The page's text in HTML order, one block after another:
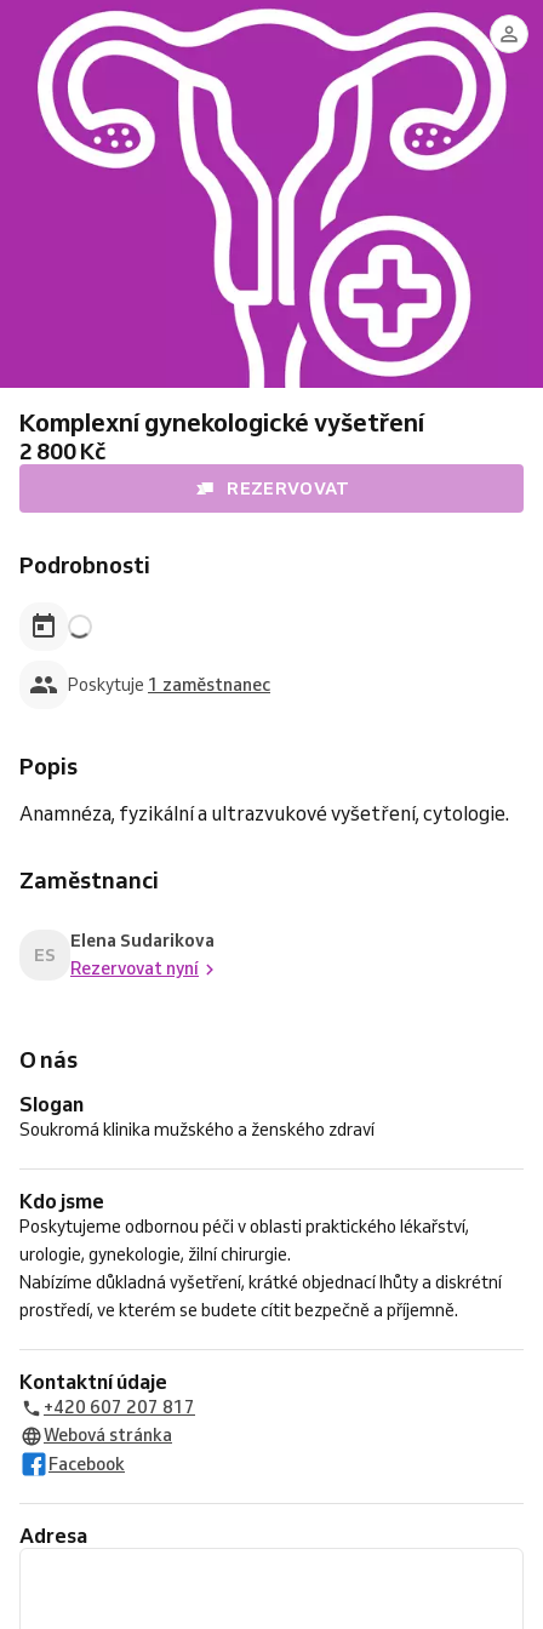
Komplexní gynekologické vyšetření
2 800 Kč
REZERVOVAT
Podrobnosti
Poskytuje 1 zaměstnanec
Popis
Anamnéza, fyzikální a ultrazvukové vyšetření, cytologie.
Zaměstnanci
ES
Sudarikova
Elena Sudarikova
Rezervovat nyní
O nás
Slogan
Soukromá klinika mužského a ženského zdraví
Kdo jsme
Poskytujeme odbornou péči v oblasti praktického lékařství,
urologie, gynekologie, žilní chirurgie.
Nabízíme důkladná vyšetření, krátké objednací lhůty a diskrétní
prostředí, ve kterém se budete cítit bezpečně a příjemně.
Kontaktní údaje
+420 607 207 817
Webová stránka
Facebook
Adresa